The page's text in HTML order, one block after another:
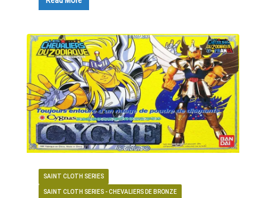
SAINT CLOTH SERIES
SAINT CLOTH SERIES - CHEVALIERS DE BRONZE